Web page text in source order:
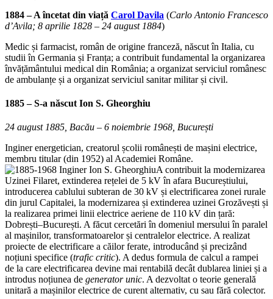
1884 – A încetat din viață Carol Davila (Carlo Antonio Francesco
d’Avila; 8 aprilie 1828 – 24 august 1884)
Medic și farmacist, român de origine franceză, născut în Italia, cu
studii în Germania și Franța; a contribuit fundamental la organizarea
învățământului medical din România; a organizat serviciul românesc
de ambulanțe și a organizat serviciul sanitar militar și civil.
1885 – S-a născut Ion S. Gheorghiu
24 august 1885, Bacău – 6 noiembrie 1968, București
Inginer energetician, creatorul școlii românești de mașini electrice,
membru titular (din 1952) al Academiei Române.
A contribuit la modernizarea
Uzinei Filaret, extinderea rețelei de 5 kV în afara Bucureștiului,
introducerea cablului subteran de 30 kV și electrificarea zonei rurale
din jurul Capitalei, la modernizarea și extinderea uzinei Grozăvești și
la realizarea primei linii electrice aeriene de 110 kV din țară:
Dobrești–București. A făcut cercetări în domeniul mersului în paralel
al mașinilor, transformatoarelor și centralelor electrice. A realizat
proiecte de electrificare a căilor ferate, introducând și precizând
noțiuni specifice (trafic critic). A dedus formula de calcul a rampei
de la care electrificarea devine mai rentabilă decât dublarea liniei și a
introdus noțiunea de generator unic. A dezvoltat o teorie generală
unitară a mașinilor electrice de curent alternativ, cu sau fără colector.